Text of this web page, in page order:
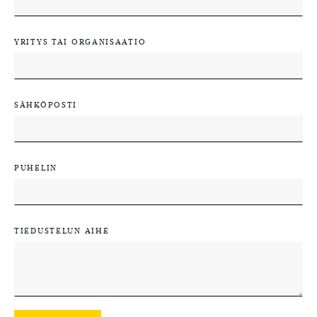
YRITYS TAI ORGANISAATIO
SÄHKÖPOSTI
PUHELIN
TIEDUSTELUN AIHE